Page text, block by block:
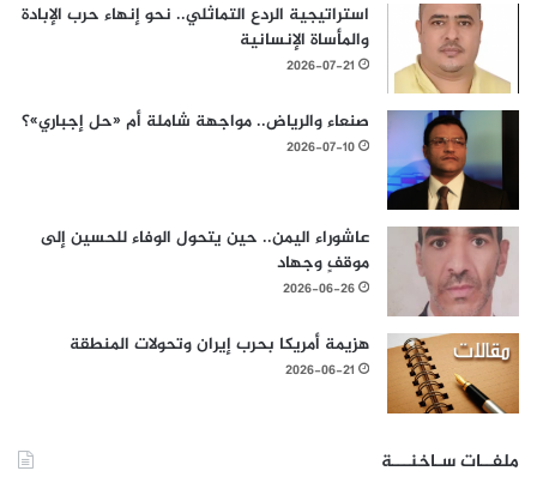
استراتيجية الردع التماثلي.. نحو إنهاء حرب الإبادة
والمأساة الإنسانية
2026-07-21
صنعاء والرياض.. مواجهة شاملة أم «حل إجباري»؟
2026-07-10
عاشوراء اليمن.. حين يتحول الوفاء للحسين إلى
موقفٍ وجهاد
2026-06-26
هزيمة أمريكا بحرب إيران وتحولات المنطقة
2026-06-21
ملفــات سـاخنـــة